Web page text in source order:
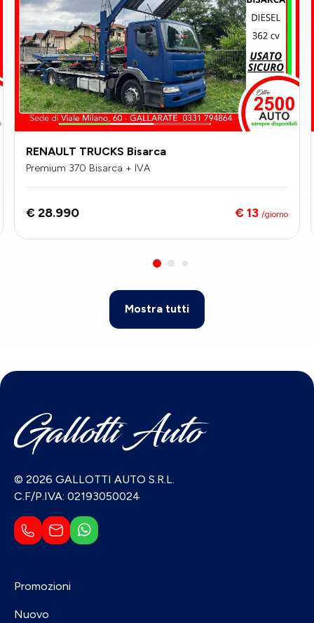
RENAULT TRUCKS Bisarca
Premium 370 Bisarca + IVA
€ 28.990 € 13 /giorno
Mostra tutti
© 2026 GALLOTTI AUTO S.R.L.
C.F/P.IVA: 02193050024
Promozioni
Nuovo